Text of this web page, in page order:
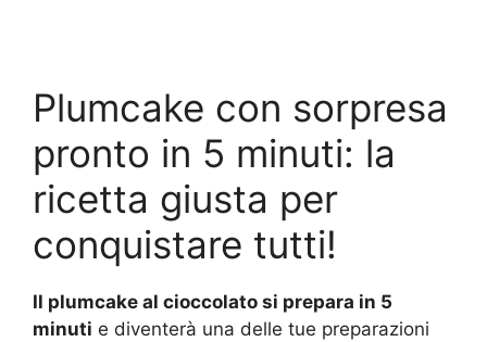
Plumcake con sorpresa
pronto in 5 minuti: la
ricetta giusta per
conquistare tutti!
Il plumcake al cioccolato si prepara in 5
minuti e diventerà una delle tue preparazioni